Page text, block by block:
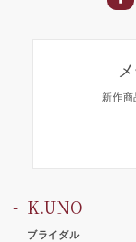
新作
K.UNO
ブライダル